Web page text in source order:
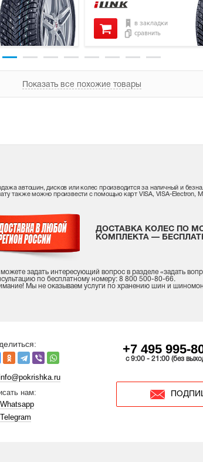
в закладки
сравнить
Показать все похожие товары
автошин, дисков или колес производится за наличный и
также можно произвести с помощью карт VISA, VISA-Electron,
ДОСТАВКА КОЛЕС ПО
КОМПЛЕКТА —
задать интересующий вопрос в разделе «задать
по бесплатному номеру: 8 800 500-80-66.
Мы не оказываем услуги по хранению шин и
нам:
Whatsapp
Telegram
+7 495 995-
c 9:00 - 21:00 (без